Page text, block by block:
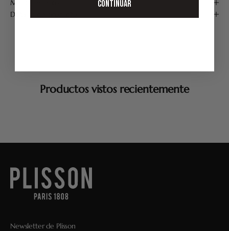
Mantenimiento
Detalles del producto
Productos vistos recientemente
Newsletter de Plisson
CONTINUAR